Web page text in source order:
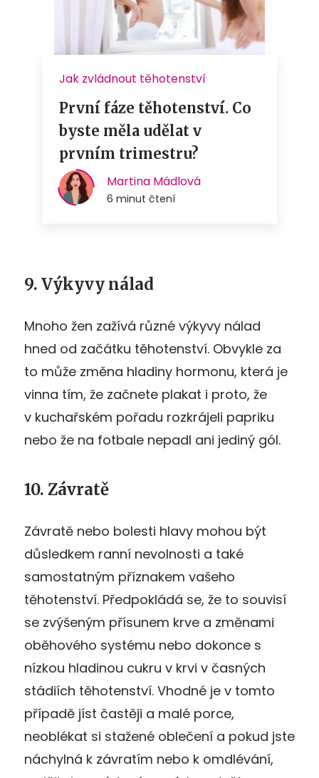
9. Výkyvy nálad
Mnoho žen zažívá různé výkyvy nálad
hned od začátku těhotenství. Obvykle za
to může změna hladiny hormonu, která je
vinna tím, že začnete plakat i proto, že
v kuchařském pořadu rozkrájeli papriku
nebo že na fotbale nepadl ani jediný gól.
10. Závratě
Závratě nebo bolesti hlavy mohou být
důsledkem ranní nevolnosti a také
samostatným příznakem vašeho
těhotenství. Předpokládá se, že to souvisí
se zvýšeným přísunem krve a změnami
oběhového systému nebo dokonce s
nízkou hladinou cukru v krvi v časných
stádiích těhotenství. Vhodné je v tomto
případě jíst častěji a malé porce,
neoblékat si stažené oblečení a pokud jste
náchylná k závratím nebo k omdlévání,